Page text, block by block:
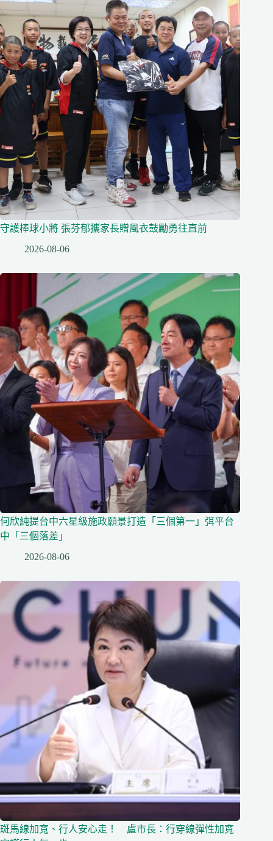
守護棒球小將 張芬郁攜家長贈風衣鼓勵勇往直前
2026-08-06
何欣純提台中六星級施政願景打造「三個第一」弭平台
中「三個落差」
2026-08-06
斑馬線加寬、行人安心走！ 盧市長：行穿線彈性加寬